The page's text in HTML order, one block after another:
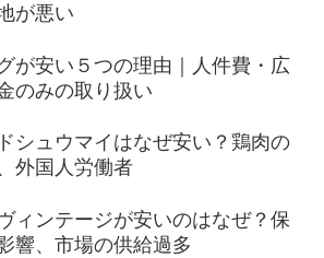
が悪い
が安い５つの理由｜人件費・広
のみの取り扱い
シュウマイはなぜ安い？鶏肉の
外国人労働者
ィンテージが安いのはなぜ？保
響、市場の供給過多